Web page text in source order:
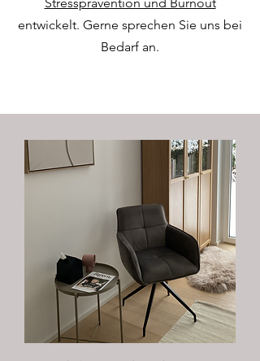
entwickelt. Gerne sprechen Sie uns bei
Bedarf an.